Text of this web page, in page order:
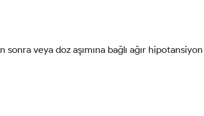
sonra veya doz aşımına bağlı ağır